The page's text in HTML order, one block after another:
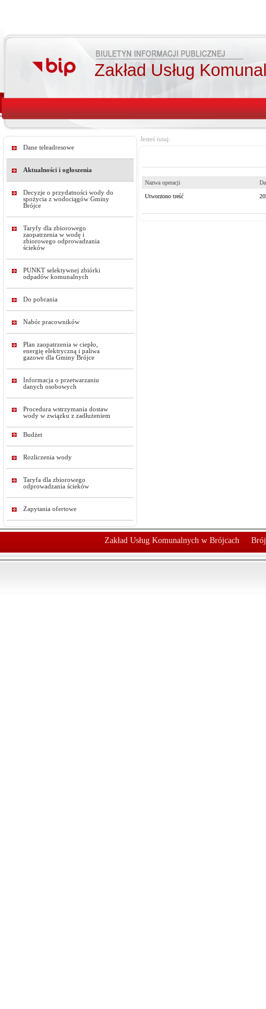
Zakład Usług
Dane teleadresowe
Aktualności i ogłoszenia
Decyzje o przydatności wody do
spożycia z wodociągów Gminy
Brójce
Taryfy dla zbiorowego
zaopatrzenia w wodę i
zbiorowego odprowadzania
ścieków
PUNKT selektywnej zbiórki
odpadów komunalnych
Do pobrania
Nabór pracowników
Plan zaopatrzenia w ciepło,
energię elektryczną i paliwa
gazowe dla Gminy Brójce
Informacja o przetwarzaniu
danych osobowych
Procedura wstrzymania dostaw
wody w związku z zadłużeniem
Budżet
Rozliczenia wody
Taryfa dla zbiorowego
odprowadzania ścieków
Zapytania ofertowe
Jesteś tutaj:
Nazwa operacji
Utworzono treść
Zakład Usług Komunalnych w Brójcach